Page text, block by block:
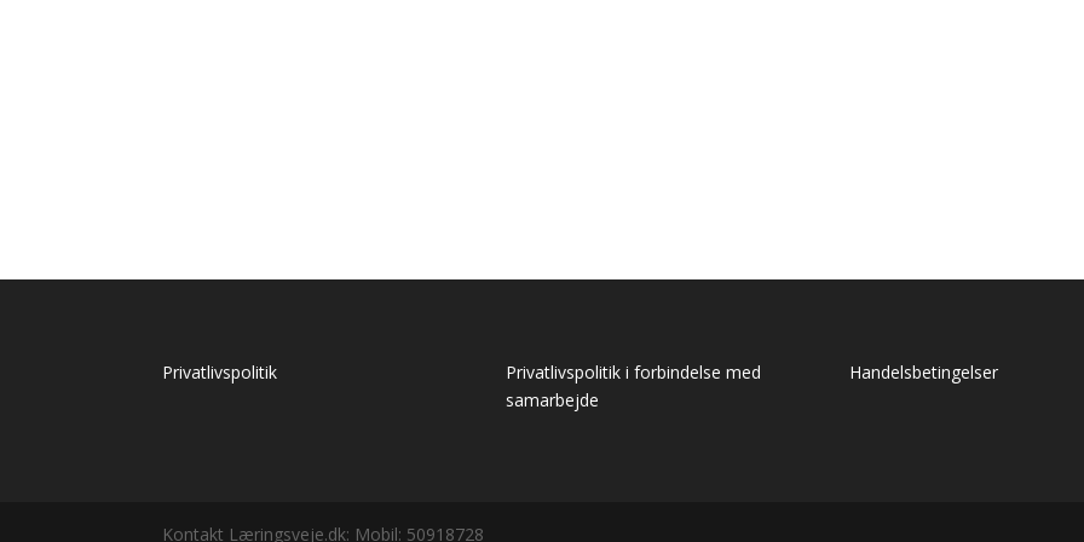
Privatlivspolitik
Privatlivspolitik i forbindelse med
samarbejde
Handelsbetingelser
Kontakt Læringsveje.dk: Mobil: 50918728